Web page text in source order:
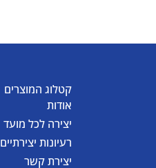
קטלוג המוצרים
אודות
יצירה לכל מועד
רעיונות יצירתיים
יצירת קשר